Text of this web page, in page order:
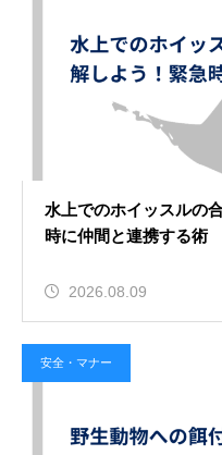
2026.08.08
海での流れは潮汐の影
ける！安全に水上スポー
2026.08.07
最上川のラフティングの
ット！水しぶきを浴びて
満喫
水上でのホイッスルの
時に仲間と連携する術
2026.08.09
安全・マナー